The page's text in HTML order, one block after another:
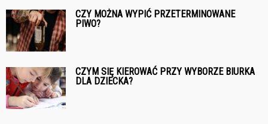
CZY MOŻNA WYPIĆ PRZETERMINOWANE
PIWO?
CZYM SIĘ KIEROWAĆ PRZY WYBORZE BIURKA
DLA DZIECKA?